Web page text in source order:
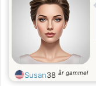
Susan38 år gammel